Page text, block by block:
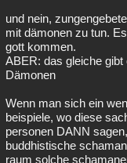
und nein,
mit dämonen zu tun.
gott kommen.
ABER: das gleiche
Dämonen
Wenn man sich ein
beispiele, wo diese
personen DANN
buddhistische
raum solche